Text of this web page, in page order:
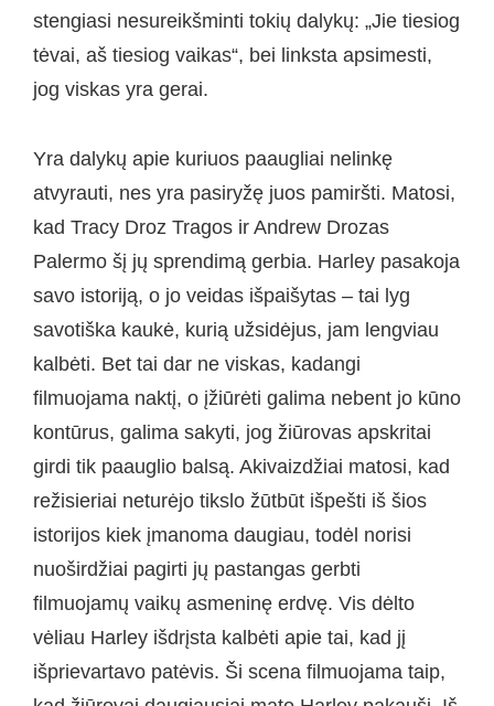
stengiasi nesureikšminti tokių dalykų: „Jie tiesiog
tėvai, aš tiesiog vaikas“, bei linksta apsimesti,
jog viskas yra gerai.
Yra dalykų apie kuriuos paaugliai nelinkę
atvyrauti, nes yra pasiryžę juos pamiršti. Matosi,
kad Tracy Droz Tragos ir Andrew Drozas
Palermo šį jų sprendimą gerbia. Harley pasakoja
savo istoriją, o jo veidas išpaišytas – tai lyg
savotiška kaukė, kurią užsidėjus, jam lengviau
kalbėti. Bet tai dar ne viskas, kadangi
filmuojama naktį, o įžiūrėti galima nebent jo kūno
kontūrus, galima sakyti, jog žiūrovas apskritai
girdi tik paauglio balsą. Akivaizdžiai matosi, kad
režisieriai neturėjo tikslo žūtbūt išpešti iš šios
istorijos kiek įmanoma daugiau, todėl norisi
nuoširdžiai pagirti jų pastangas gerbti
filmuojamų vaikų asmeninę erdvę. Vis dėlto
vėliau Harley išdrįsta kalbėti apie tai, kad jį
išprievartavo patėvis. Ši scena filmuojama taip,